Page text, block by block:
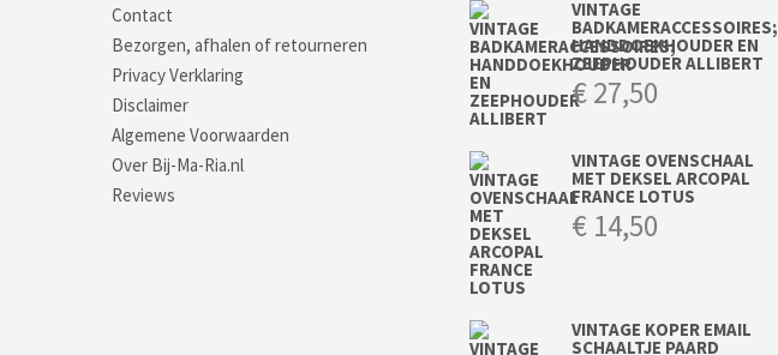
Contact
Bezorgen, afhalen of retourneren
Privacy Verklaring
Disclaimer
Algemene Voorwaarden
Over Bij-Ma-Ria.nl
Reviews
VINTAGE
BADKAMERACCESSOIRES;
HANDDOEKHOUDER EN
ZEEPHOUDER ALLIBERT
€27,50
VINTAGE OVENSCHAAL
MET DEKSEL ARCOPAL
FRANCE LOTUS
€ 14,50
VINTAGE KOPER EMAIL
SCHAALTJE PAARD